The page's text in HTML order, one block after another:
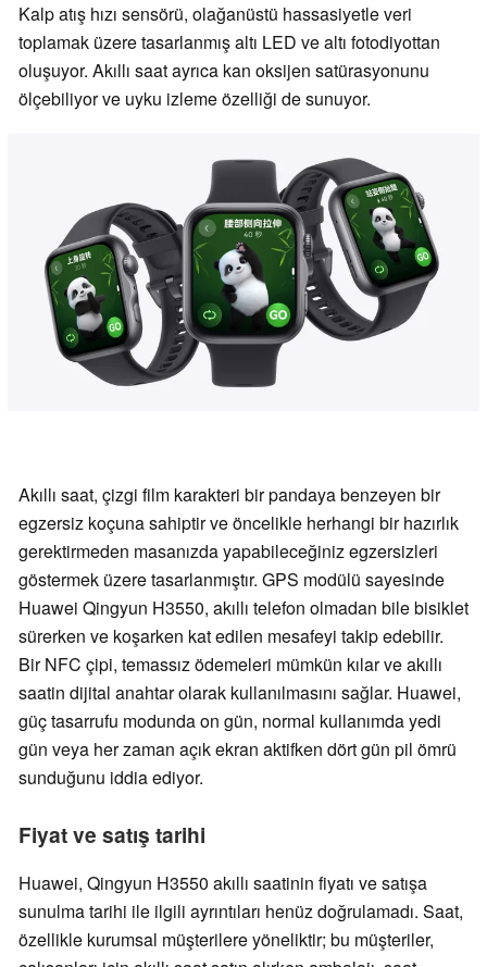
Kalp atış hızı sensörü, olağanüstü hassasiyetle veri
toplamak üzere tasarlanmış altı LED ve altı fotodiyottan
oluşuyor. Akıllı saat ayrıca kan oksijen satürasyonunu
ölçebiliyor ve uyku izleme özelliği de sunuyor.
Akıllı saat, çizgi film karakteri bir pandaya benzeyen bir
egzersiz koçuna sahiptir ve öncelikle herhangi bir hazırlık
gerektirmeden masanızda yapabileceğiniz egzersizleri
göstermek üzere tasarlanmıştır. GPS modülü sayesinde
Huawei Qingyun H3550, akıllı telefon olmadan bile bisiklet
sürerken ve koşarken kat edilen mesafeyi takip edebilir.
Bir NFC çipi, temassız ödemeleri mümkün kılar ve akıllı
saatin dijital anahtar olarak kullanılmasını sağlar. Huawei,
güç tasarrufu modunda on gün, normal kullanımda yedi
gün veya her zaman açık ekran aktifken dört gün pil ömrü
sunduğunu iddia ediyor.
Fiyat ve satış tarihi
Huawei, Qingyun H3550 akıllı saatinin fiyatı ve satışa
sunulma tarihi ile ilgili ayrıntıları henüz doğrulamadı. Saat,
özellikle kurumsal müşterilere yöneliktir; bu müşteriler,